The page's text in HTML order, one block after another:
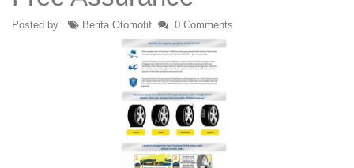
Posted by Berita Otomotif 0 Comments